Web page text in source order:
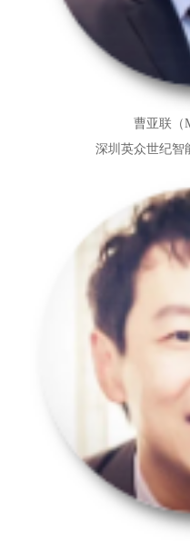
曹亚联（
深圳英众世纪智